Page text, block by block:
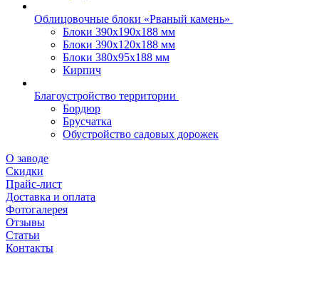
Облицовочные блоки «Рваный камень»
Блоки 390х190х188 мм
Блоки 390х120х188 мм
Блоки 380х95х188 мм
Кирпич
Благоустройство территории
Бордюр
Брусчатка
Обустройство садовых дорожек
О заводе
Скидки
Прайс-лист
Доставка и оплата
Фотогалерея
Отзывы
Статьи
Контакты